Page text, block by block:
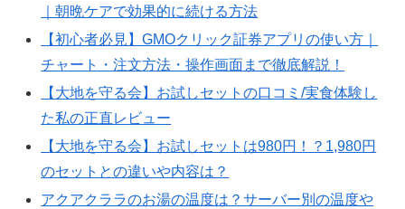
｜朝晩ケアで効果的に続ける方法
【初心者必見】GMOクリック証券アプリの使い方｜
チャート・注文方法・操作画面まで徹底解説！
【大地を守る会】お試しセットの口コミ/実食体験し
た私の正直レビュー
【大地を守る会】お試しセットは980円！？1,980円
のセットとの違いや内容は？
アクアクララのお湯の温度は？サーバー別の温度や